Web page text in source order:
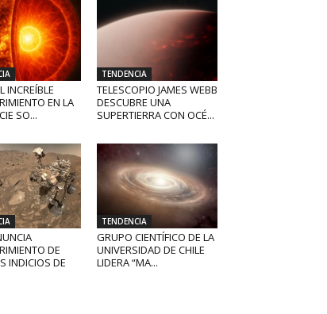
INCREÍBLE
EN LA
SO...
TENDENCIA
TELESCOPIO JAMES WEBB
DESCUBRE UNA
SUPERTIERRA CON OCÉ...
DE
INDICIOS DE
TENDENCIA
GRUPO CIENTÍFICO DE LA
UNIVERSIDAD DE CHILE
LIDERA “MA...